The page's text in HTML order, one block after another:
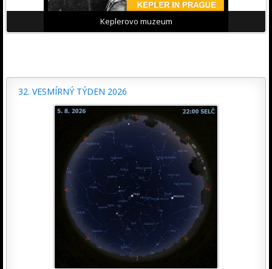
Keplerovo muzeum
32. VESMÍRNÝ TÝDEN 2026